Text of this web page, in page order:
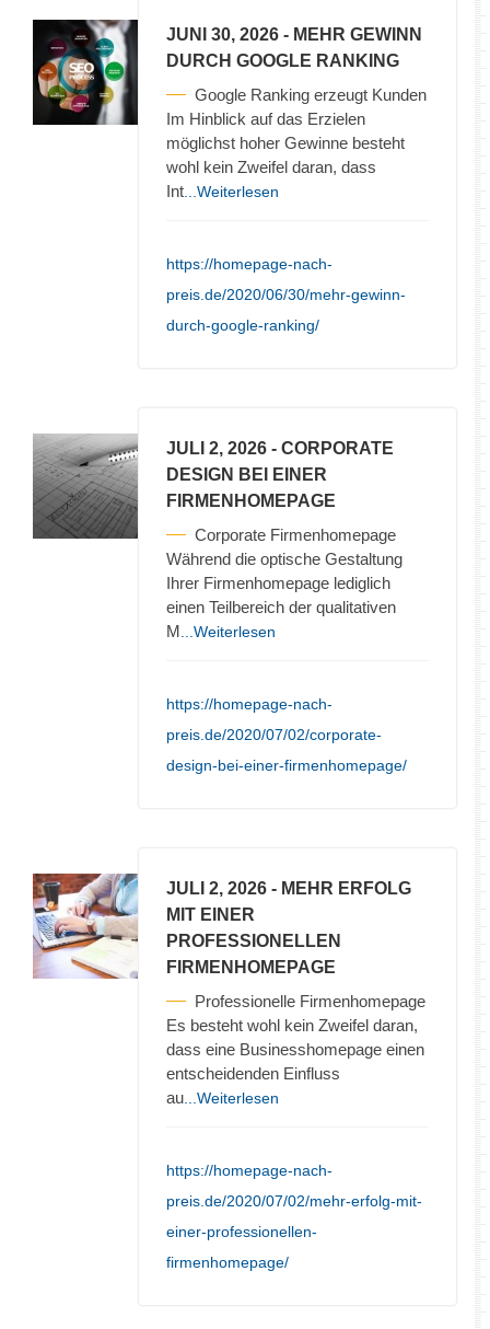
JUNI 30, 2026 - MEHR GEWINN
DURCH GOOGLE RANKING
Google Ranking erzeugt Kunden
Im Hinblick auf das Erzielen
möglichst hoher Gewinne besteht
wohl kein Zweifel daran, dass
Int ...Weiterlesen
https://homepage-nach-
preis.de/2020/06/30/mehr-gewinn-
durch-google-ranking/
JULI 2, 2026 - CORPORATE
DESIGN BEI EINER
FIRMENHOMEPAGE
Corporate Firmenhomepage
Während die optische Gestaltung
Ihrer Firmenhomepage lediglich
einen Teilbereich der qualitativen
M ...Weiterlesen
https://homepage-nach-
preis.de/2020/07/02/corporate-
design-bei-einer-firmenhomepage/
JULI 2, 2026 - MEHR ERFOLG
MIT EINER
PROFESSIONELLEN
FIRMENHOMEPAGE
Professionelle Firmenhomepage
Es besteht wohl kein Zweifel daran,
dass eine Businesshomepage einen
entscheidenden Einfluss
au ...Weiterlesen
https://homepage-nach-
preis.de/2020/07/02/mehr-erfolg-mit-
einer-professionellen-
firmenhomepage/